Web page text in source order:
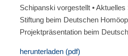
Schipanski vorgestellt •
Stiftung beim Deutschen
Projektpräsentation beim
herunterladen (pdf)